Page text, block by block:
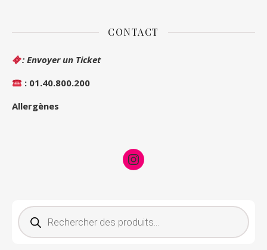
CONTACT
: Envoyer un Ticket
: 01.40.800.200
Allergènes
Instagram
Recherche de produits